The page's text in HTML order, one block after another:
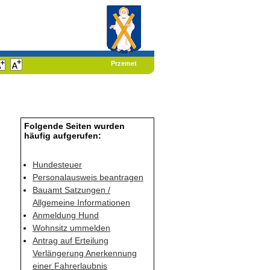
Przemet
Folgende Seiten wurden
häufig aufgerufen:
Hundesteuer
Personalausweis beantragen
Bauamt Satzungen /
Allgemeine Informationen
Anmeldung Hund
Wohnsitz ummelden
Antrag auf Erteilung
Verlängerung Anerkennung
einer Fahrerlaubnis